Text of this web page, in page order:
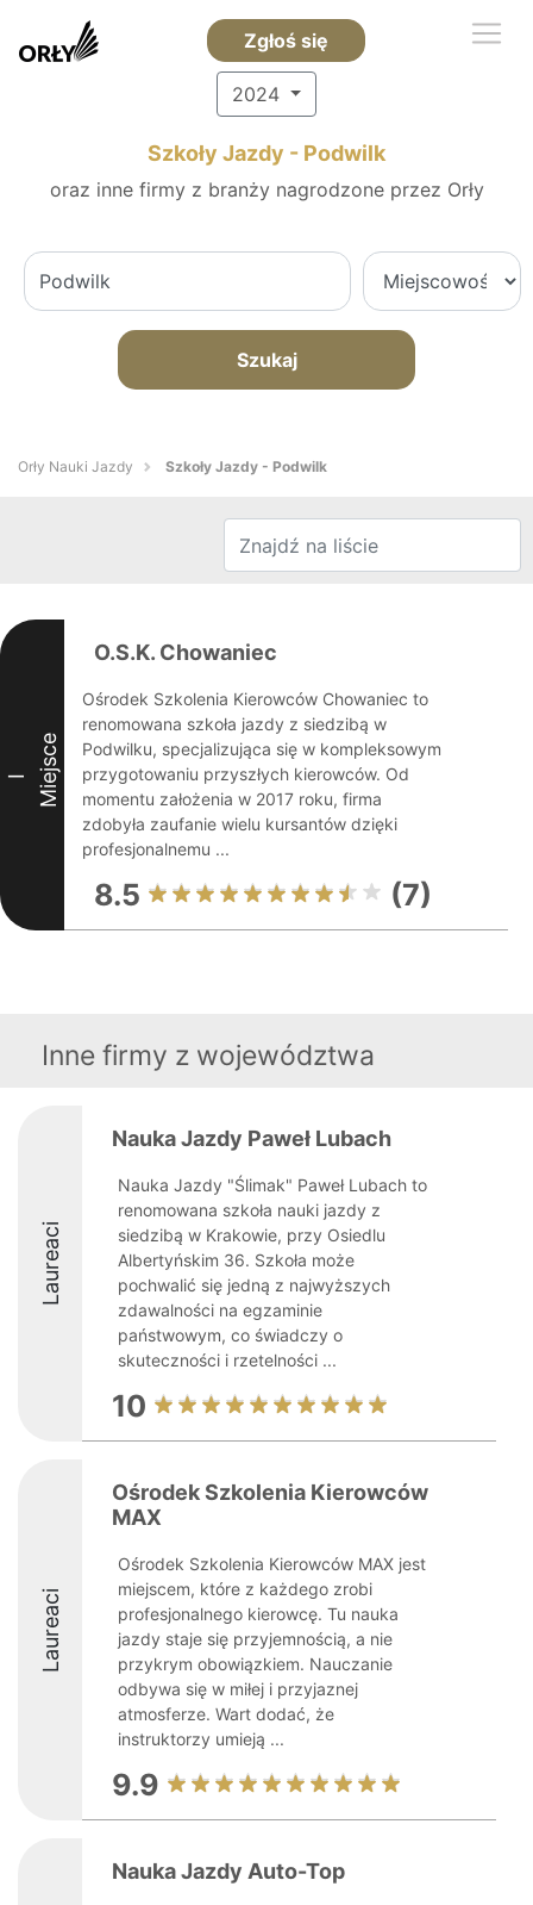
Zgłoś się
2024
Szkoły Jazdy - Podwilk
oraz inne firmy z branży nagrodzone przez Orły
Szukaj
Orły Nauki Jazdy Szkoły Jazdy - Podwilk
I Miejsce
O.S.K. Chowaniec
Ośrodek Szkolenia Kierowców Chowaniec to
renomowana szkoła jazdy z siedzibą w
Podwilku, specjalizująca się w kompleksowym
przygotowaniu przyszłych kierowców. Od
momentu założenia w 2017 roku, firma
zdobyła zaufanie wielu kursantów dzięki
profesjonalnemu ...
8.5 (7)
Inne firmy z województwa
Laureaci
Nauka Jazdy Paweł Lubach
Nauka Jazdy "Ślimak" Paweł Lubach to
renomowana szkoła nauki jazdy z
siedzibą w Krakowie, przy Osiedlu
Albertyńskim 36. Szkoła może
pochwalić się jedną z najwyższych
zdawalności na egzaminie
państwowym, co świadczy o
skuteczności i rzetelności ...
10
Laureaci
Ośrodek Szkolenia Kierowców
MAX
Ośrodek Szkolenia Kierowców MAX jest
miejscem, które z każdego zrobi
profesjonalnego kierowcę. Tu nauka
jazdy staje się przyjemnością, a nie
przykrym obowiązkiem. Nauczanie
odbywa się w miłej i przyjaznej
atmosferze. Wart dodać, że
instruktorzy umieją ...
9.9
Nauka Jazdy Auto-Top